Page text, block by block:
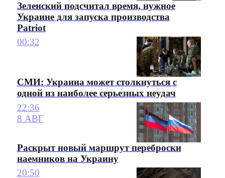
Зеленский подсчитал время, нужное
Украине для запуска производства
Patriot
00:32
СМИ: Украина может столкнуться с
одной из наиболее серьезных неудач
22:36
8 АВГ
Раскрыт новый маршрут переброски
наемников на Украину
20:50